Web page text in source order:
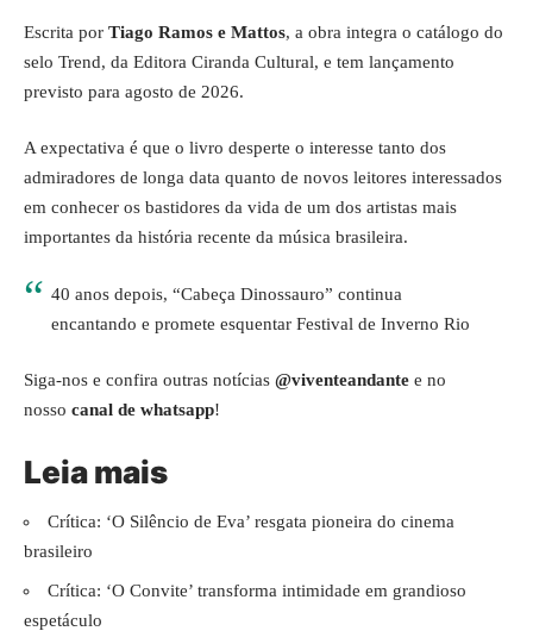
Escrita por Tiago Ramos e Mattos, a obra integra o catálogo do
selo Trend, da Editora Ciranda Cultural, e tem lançamento
previsto para agosto de 2026.
A expectativa é que o livro desperte o interesse tanto dos
admiradores de longa data quanto de novos leitores interessados
em conhecer os bastidores da vida de um dos artistas mais
importantes da história recente da música brasileira.
40 anos depois, “Cabeça Dinossauro” continua
encantando e promete esquentar Festival de Inverno Rio
Siga-nos e confira outras notícias @viventeandante e no
nosso canal de whatsapp!
Leia mais
Crítica: ‘O Silêncio de Eva’ resgata pioneira do cinema
brasileiro
Crítica: ‘O Convite’ transforma intimidade em grandioso
espetáculo